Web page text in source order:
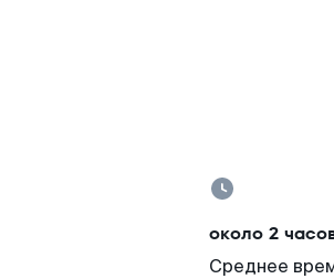
около 2
Среднее